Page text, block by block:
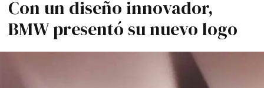
Con un diseño innovador,
BMW presentó su nuevo logo